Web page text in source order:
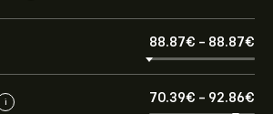
88.87‎€‎ - 88.87‎€‎
i 70.39‎€‎ - 92.86‎€‎